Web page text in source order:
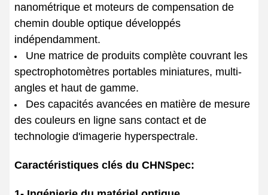
nanométrique et moteurs de compensation de
chemin double optique développés
indépendamment.
Une matrice de produits complète couvrant les
spectrophotomètres portables miniatures, multi-
angles et haut de gamme.
Des capacités avancées en matière de mesure
des couleurs en ligne sans contact et de
technologie d'imagerie hyperspectrale.
Caractéristiques clés du CHNSpec: